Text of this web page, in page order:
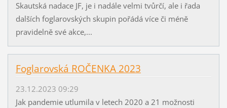
Skautská nadace JF, je i nadále velmi tvůrčí, ale i řada
dalších foglarovských skupin pořádá více či méně
pravidelně své akce,...
Foglarovská ROČENKA 2023
23.12.2023 09:29
Jak pandemie utlumila v letech 2020 a 21 možnosti